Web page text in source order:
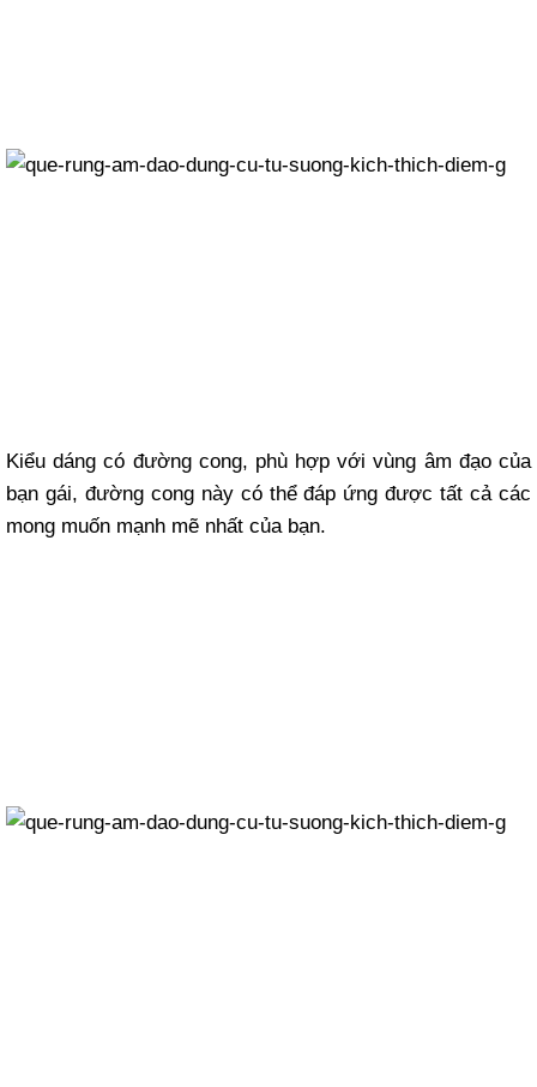
Kiểu dáng có đường cong, phù hợp với vùng âm đạo của
bạn gái, đường cong này có thể đáp ứng được tất cả các
mong muốn mạnh mẽ nhất của bạn.